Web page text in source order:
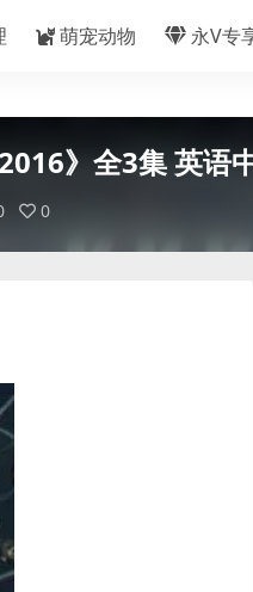
萌宠动物 永V专
》全3集 英语
0